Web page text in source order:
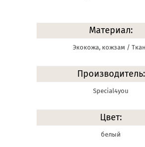
Материал:
Экокожа, кожзам /
Производитель:
Special4you
Цвет:
белый